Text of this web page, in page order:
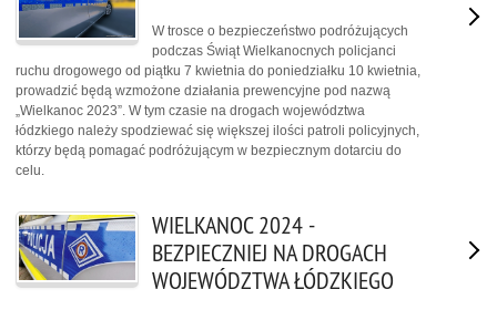
W trosce o bezpieczeństwo podróżujących
podczas Świąt Wielkanocnych policjanci
ruchu drogowego od piątku 7 kwietnia do poniedziałku 10 kwietnia,
prowadzić będą wzmożone działania prewencyjne pod nazwą
„Wielkanoc 2023”. W tym czasie na drogach województwa
łódzkiego należy spodziewać się większej ilości patroli policyjnych,
którzy będą pomagać podróżującym w bezpiecznym dotarciu do
celu.
WIELKANOC 2024 -
BEZPIECZNIEJ NA DROGACH
WOJEWÓDZTWA ŁÓDZKIEGO